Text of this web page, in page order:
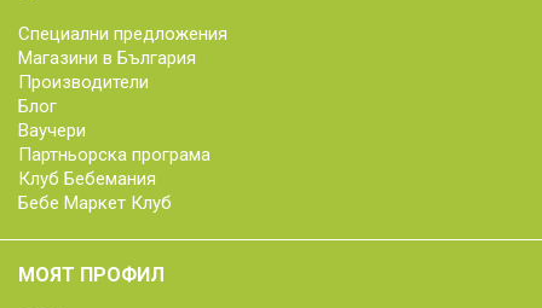
Специални предложения
Магазини в България
Производители
Блог
Ваучери
Партньорска програма
Клуб Бебемания
Бебе Маркет Клуб
МОЯТ ПРОФИЛ